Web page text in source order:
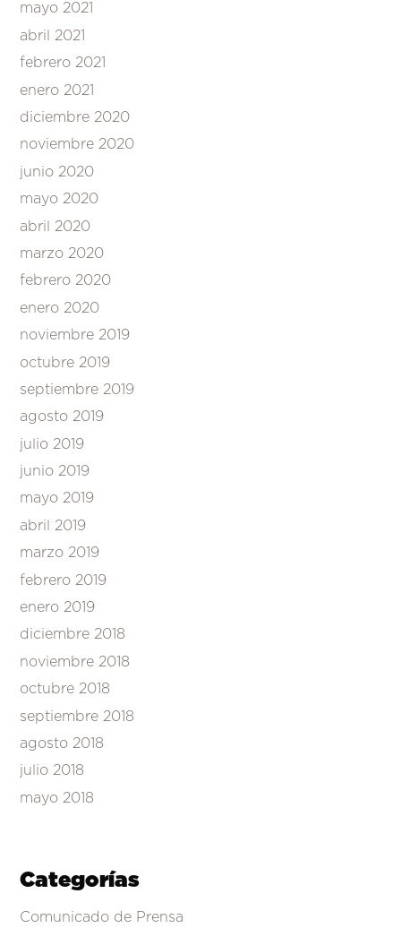
mayo 2021
abril 2021
febrero 2021
enero 2021
diciembre 2020
noviembre 2020
junio 2020
mayo 2020
abril 2020
marzo 2020
febrero 2020
enero 2020
noviembre 2019
octubre 2019
septiembre 2019
agosto 2019
julio 2019
junio 2019
mayo 2019
abril 2019
marzo 2019
febrero 2019
enero 2019
diciembre 2018
noviembre 2018
octubre 2018
septiembre 2018
agosto 2018
julio 2018
mayo 2018
Categorías
Comunicado de Prensa